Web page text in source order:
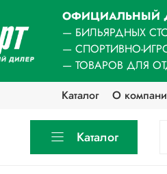
ОФИЦИАЛЬНЫЙ
— БИЛЬЯРДНЫХ
— СПОРТИВНО-
— ТОВАРОВ ДЛЯ
Каталог
О
Каталог